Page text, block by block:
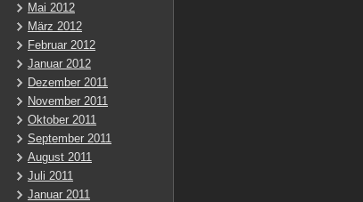
Mai 2012
März 2012
Februar 2012
Januar 2012
Dezember 2011
November 2011
Oktober 2011
September 2011
August 2011
Juli 2011
Januar 2011